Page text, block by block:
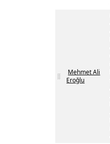
Mehmet Ali
Eroğlu